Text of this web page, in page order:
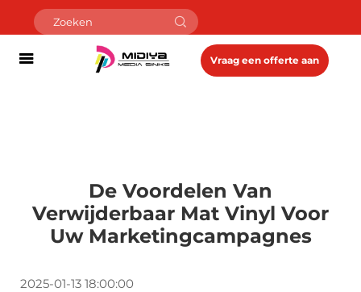
Vraag een offerte aan
De Voordelen Van
Verwijderbaar Mat Vinyl Voor
Uw Marketingcampagnes
2025-01-13 18:00:00